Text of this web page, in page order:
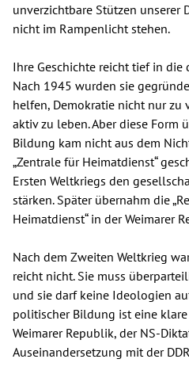
unverzichtbare Stützen unserer
nicht im Rampenlicht stehen.
Ihre Geschichte reicht tief in die
Nach 1945 wurden sie
helfen, Demokratie nicht nur zu
aktiv zu leben. Aber diese Form
Bildung kam nicht aus dem
„Zentrale für Heimatdienst“
Ersten Weltkriegs den
stärken. Später übernahm die
Heimatdienst“ in der Weimarer
Nach dem Zweiten Weltkrieg
reicht nicht. Sie muss
und sie darf keine Ideologien
politischer Bildung ist eine
Weimarer Republik, der NS-
Auseinandersetzung mit der